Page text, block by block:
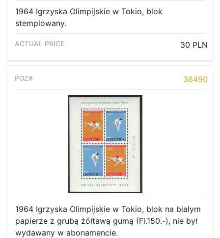
1964 Igrzyska Olimpijskie w Tokio, blok
stemplowany.
30 PLN
36490
1964 Igrzyska Olimpijskie w Tokio, blok na białym
papierze z grubą żółtawą gumą (Fi.150.-), nie był
wydawany w abonamencie.